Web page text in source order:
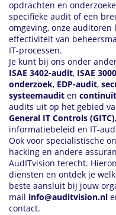
opdrachten en
specifieke audit of een
omgeving, onze
effectiviteit van
IT-processen.
Je kunt bij ons onder
ISAE 3402-audit, ISAE
onderzoek, EDP-audit,
systeemaudit en
audits uit op het gebied
General IT Controls (GITC)
informatiebeleid en IT-
Ook voor specialistische
hacking en andere
AudITvision terecht.
diensten en ontdek je
beste aansluit bij jouw
mail info@auditvision.nl
contact.